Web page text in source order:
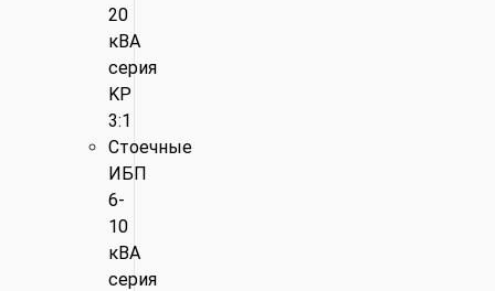
20
кВА
серия
KP
3:1
Стоечные
ИБП
6-
10
кВА
серия